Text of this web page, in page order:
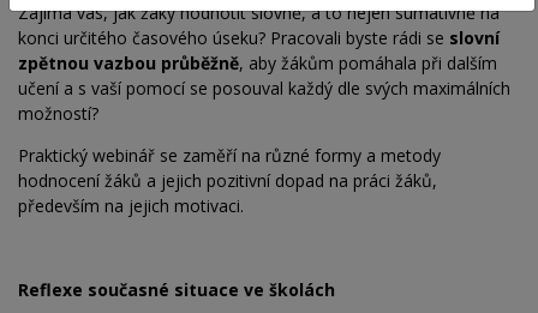
Zajímá vás, jak žáky hodnotit slovně, a to nejen sumativně na
konci určitého časového úseku? Pracovali byste rádi se slovní
zpětnou vazbou průběžně, aby žákům pomáhala při dalším
učení a s vaší pomocí se posouval každý dle svých maximálních
možností?
Praktický webinář se zaměří na různé formy a metody
hodnocení žáků a jejich pozitivní dopad na práci žáků,
především na jejich motivaci.
Reflexe současné situace ve školách